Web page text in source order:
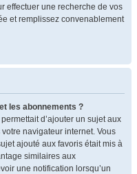
effectuer une recherche de vos
et remplissez convenablement
les abonnements ?
d’ajouter un sujet aux
navigateur internet. Vous
ajouté aux favoris était mis à
similaires aux
une notification lorsqu’un